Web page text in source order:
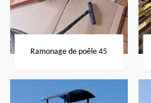
Ramonage de poêle 45